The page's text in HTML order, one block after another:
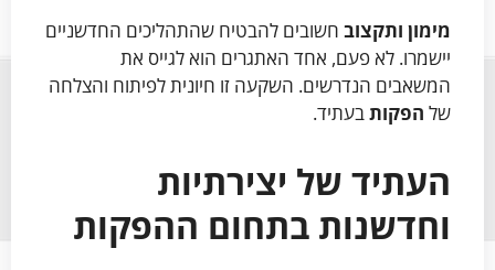
מימון ותקצוב חשובים להבטיח שהתהליכים החדשניים
יישמרו. לא פעם, אחד האתגרים הוא לגייס את
המשאבים הנדרשים. השקעה זו חיונית לפיתוח והצלחה
של הפקות בעתיד.
העתיד של יצירתיות
וחדשנות בתחום ההפקות